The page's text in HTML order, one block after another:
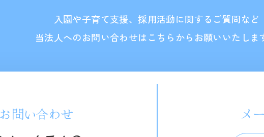
入園や子育て支援、採用活動に関するご質問など
当法人へのお問い合わせはこちらからお願いいたしま
問い合わせ メ